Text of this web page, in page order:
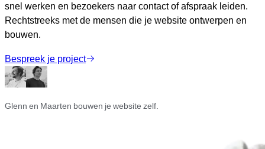
snel werken en bezoekers naar contact of afspraak leiden.
Rechtstreeks met de mensen die je website ontwerpen en
bouwen.
Bespreek je project
Glenn en Maarten bouwen je website zelf.